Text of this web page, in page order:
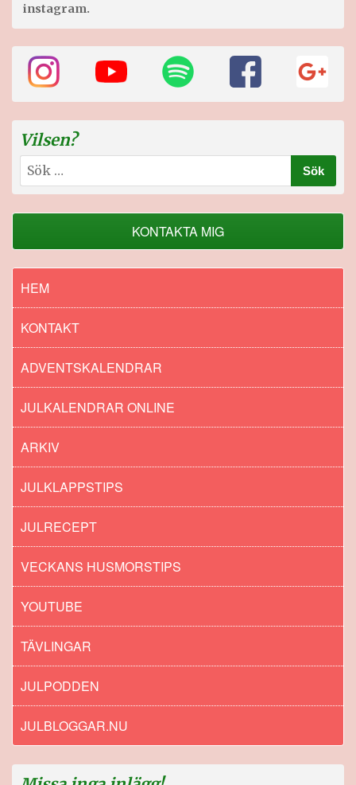
instagram.
Vilsen?
Sök
efter:
KONTAKTA MIG
HEM
KONTAKT
ADVENTSKALENDRAR
JULKALENDRAR ONLINE
ARKIV
JULKLAPPSTIPS
JULRECEPT
VECKANS HUSMORSTIPS
YOUTUBE
TÄVLINGAR
JULPODDEN
JULBLOGGAR.NU